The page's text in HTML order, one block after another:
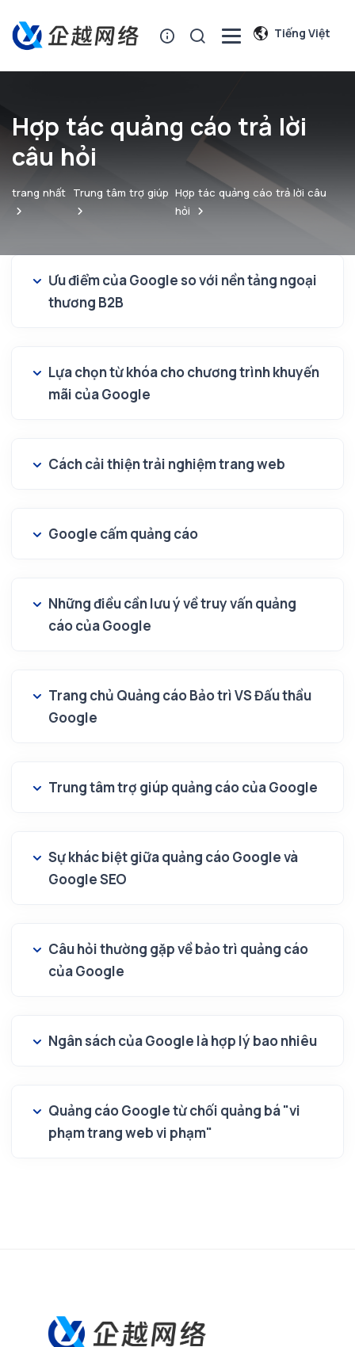
Tiếng Việt
Hợp tác quảng cáo trả lời
câu hỏi
trang nhất Trung tâm trợ giúp Hợp tác quảng cáo trả lời câu
hỏi
Ưu điểm của Google so với nền tảng ngoại
thương B2B
Lựa chọn từ khóa cho chương trình khuyến
mãi của Google
Cách cải thiện trải nghiệm trang web
Google cấm quảng cáo
Những điều cần lưu ý về truy vấn quảng
cáo của Google
Trang chủ Quảng cáo Bảo trì VS Đấu thầu
Google
Trung tâm trợ giúp quảng cáo của Google
Sự khác biệt giữa quảng cáo Google và
Google SEO
Câu hỏi thường gặp về bảo trì quảng cáo
của Google
Ngân sách của Google là hợp lý bao nhiêu
Quảng cáo Google từ chối quảng bá "vi
phạm trang web vi phạm"